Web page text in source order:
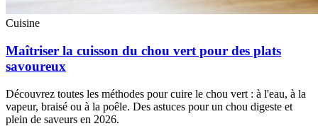
Cuisine
Maîtriser la cuisson du chou vert pour des plats
savoureux
Découvrez toutes les méthodes pour cuire le chou vert : à l'eau, à la
vapeur, braisé ou à la poêle. Des astuces pour un chou digeste et
plein de saveurs en 2026.